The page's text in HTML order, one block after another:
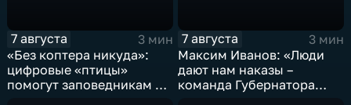
7 августа
3 мин
«Без коптера никуда»:
цифровые «птицы»
помогут заповедникам в
7 августа
3 мин
Максим Иванов: «Люди
дают нам наказы –
команда Губернатора